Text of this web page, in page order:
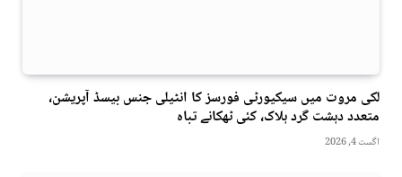
لکی مروت میں سیکیورٹی فورسز کا انٹیلی جنس بیسڈ آپریشن،
متعدد دہشت گرد ہلاک، کئی ٹھکانے تباہ
اگست 4, 2026